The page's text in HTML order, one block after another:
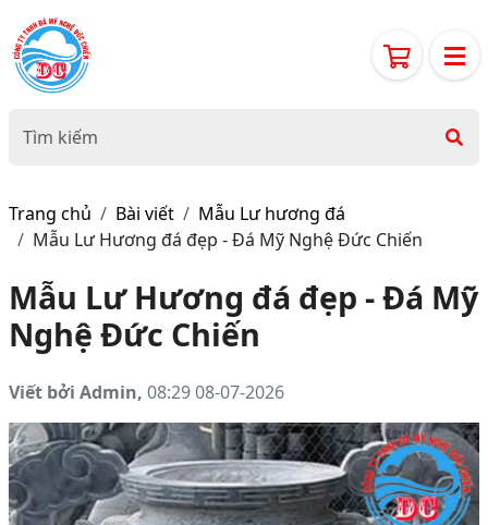
Trang chủ Bài viết
Mẫu Lư hương đá
Mẫu Lư Hương đá đẹp - Đá Mỹ Nghệ Đức Chiến
Mẫu Lư Hương đá đẹp - Đá Mỹ
Nghệ Đức Chiến
Viết bởi Admin, 08:29 08-07-2026